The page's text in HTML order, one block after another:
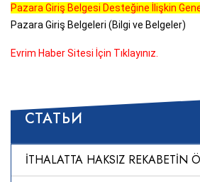
СТАТЬИ
Pazara Giriş Belgesi Desteğine İlişkin
Pazara Giriş Belgeleri (Bilgi ve Belgeler)
Evrim Haber Sitesi İçin Tıklayınız.